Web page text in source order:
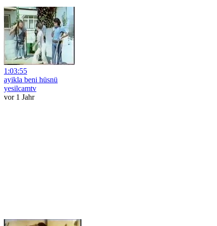
1:03:55
ayikla beni hüsnü
yesilcamtv
vor 1 Jahr